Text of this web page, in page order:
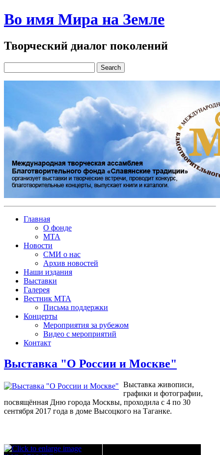
Во имя Мира на Земле
Творческий диалог поколений
Главная
О фонде
МТА
Новости
СМИ о нас
Архив новостей
Наши издания
Выставки
Галерея
Вестник МТА
Письма поддержки
Концерты
Мероприятия за рубежом
Видео с мероприятий
Контакт
Выставка "О России и Москве"
Выставка живописи,
графики и фотографии,
посвящённая Дню города Москвы, проходила с 4 по 30
сентября 2017 года в доме Высоцкого на Таганке.